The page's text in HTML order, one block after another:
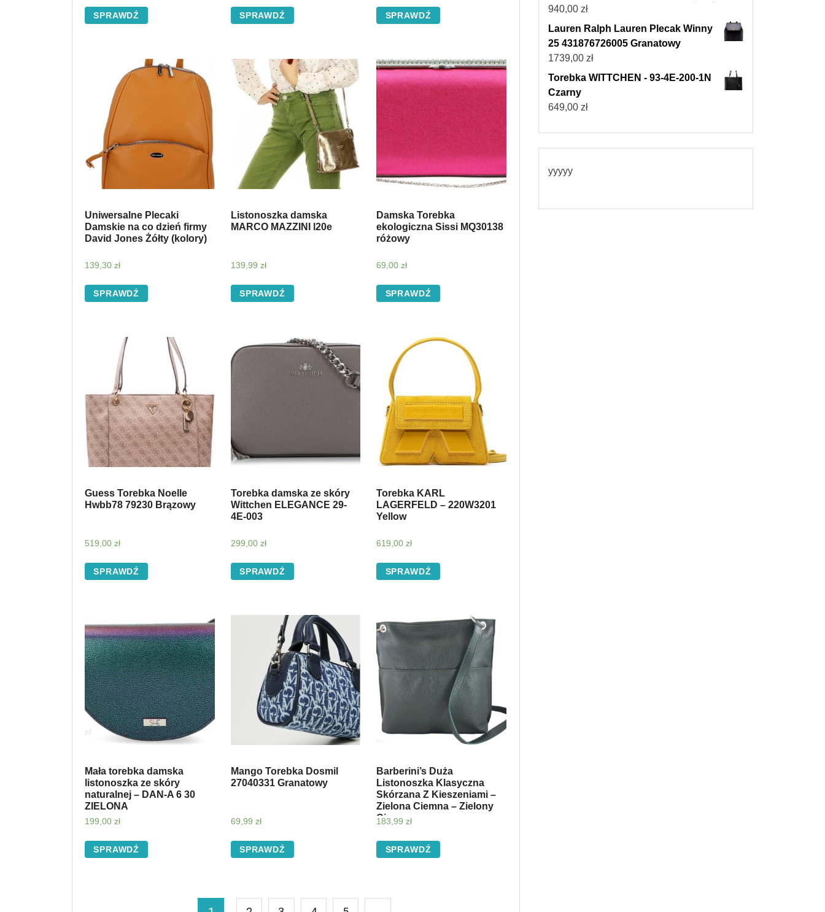
SPRAWDŹ SPRAWDŹ SPRAWDŹ
Uniwersalne Plecaki
Damskie na co dzień firmy
David Jones Żółty (kolory)
139,30 zł
SPRAWDŹ
Listonoszka damska
MARCO MAZZINI l20e
139,99 zł
SPRAWDŹ
Damska Torebka
ekologiczna Sissi MQ30138
różowy
69,00zł
SPRAWDŹ
Guess Torebka Noelle
Hwbb78 79230 Brązowy
519,00 zł
SPRAWDŹ
Torebka damska ze skóry
Wittchen ELEGANCE 29-
4E-003
299,00 zł
SPRAWDŹ
Torebka KARL
LAGERFELD – 220W3201
Yellow
619,00zł
SPRAWDŹ
Mała torebka damska
listonoszka ze skóry
naturalnej – DAN-A 6 30
ZIELONA
199,00 zł
SPRAWDŹ
Mango Torebka Dosmil
27040331 Granatowy
69,99 zł
SPRAWDŹ
Barberini’s Duża
Listonoszka Klasyczna
Skórzana Z Kieszeniami –
Zielona Ciemna – Zielony
Ciemny
183,99zł
SPRAWDŹ
940,00 zł
Lauren Ralph Lauren Plecak Winny
25 431876726005 Granatowy
1739,00 zł
Torebka WITTCHEN - 93-4E-200-1N
Czarny
649,00 zł
yyyyy